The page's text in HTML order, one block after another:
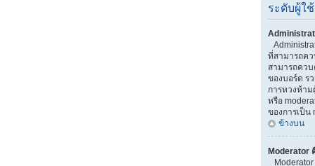
ระดับผู้ใ
ที่สามารถค
สามารถคว
ของบอร์ด ร
การหวงห้าม
หรือ
ของการเป็น
ข้างบน
Moderator